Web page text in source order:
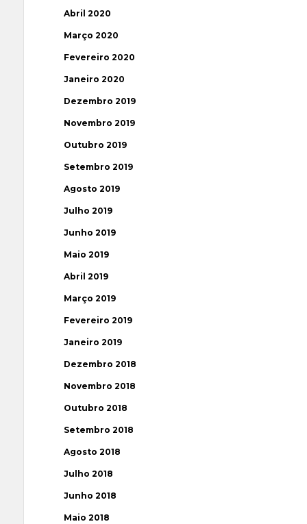
Abril 2020
Março 2020
Fevereiro 2020
Janeiro 2020
Dezembro 2019
Novembro 2019
Outubro 2019
Setembro 2019
Agosto 2019
Julho 2019
Junho 2019
Maio 2019
Abril 2019
Março 2019
Fevereiro 2019
Janeiro 2019
Dezembro 2018
Novembro 2018
Outubro 2018
Setembro 2018
Agosto 2018
Julho 2018
Junho 2018
Maio 2018